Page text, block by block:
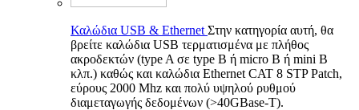
Καλώδια USB & Ethernet Στην κατηγορία αυτή, θα
βρείτε καλώδια USB τερματισμένα με πλήθος
ακροδεκτών (type A σε type B ή micro B ή mini B
κλπ.) καθώς και καλώδια Ethernet CAT 8 STP Patch,
εύρους 2000 Mhz και πολύ υψηλού ρυθμού
διαμεταγωγής δεδομένων (>40GBase-T).